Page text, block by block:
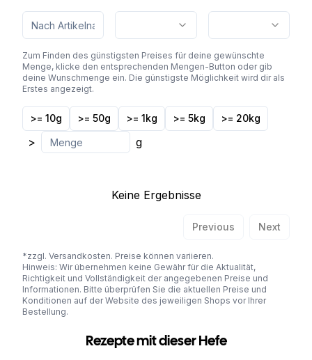
Zum Finden des günstigsten Preises für deine gewünschte
Menge, klicke den entsprechenden Mengen-Button oder gib
deine Wunschmenge ein. Die günstigste Möglichkeit wird dir als
Erstes angezeigt.
>= 10g >= 50g >= 1kg >= 5kg >= 20kg
> g
Keine Ergebnisse
Previous Next
*zzgl. Versandkosten. Preise können variieren.
Hinweis: Wir übernehmen keine Gewähr für die Aktualität,
Richtigkeit und Vollständigkeit der angegebenen Preise und
Informationen. Bitte überprüfen Sie die aktuellen Preise und
Konditionen auf der Website des jeweiligen Shops vor Ihrer
Bestellung.
Rezepte mit dieser Hefe